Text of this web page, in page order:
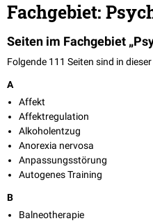
Fachgebiet:
Seiten im Fachgebiet
Folgende 111 Seiten sind in
A
Affekt
Affektregulation
Alkoholentzug
Anorexia nervosa
Anpassungsstörung
Autogenes Training
B
Balneotherapie